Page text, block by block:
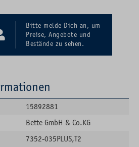
Bitte melde Dich an, um
Preise, Angebote und
Bestände zu sehen.
15892881
Bette GmbH & Co.KG
7352-035PLUS,T2